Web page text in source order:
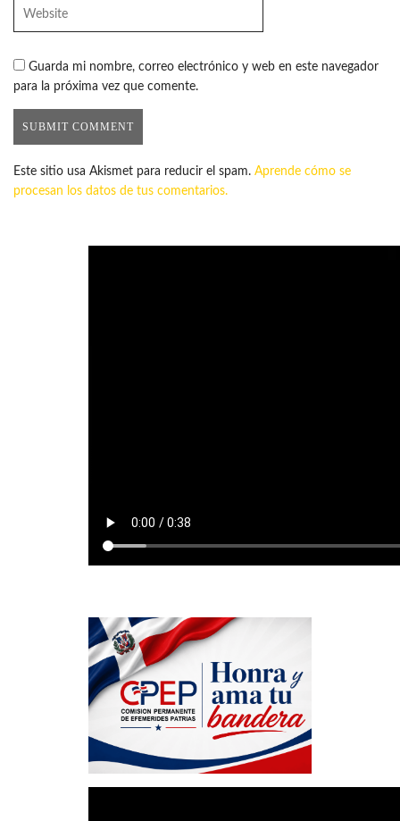
Guarda mi nombre, correo electrónico y web en este navegador
para la próxima vez que comente.
Este sitio usa Akismet para reducir el spam. Aprende cómo se
procesan los datos de tus comentarios.